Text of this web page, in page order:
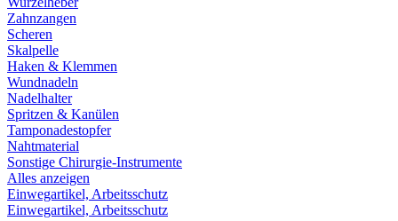
Zahnzangen
Scheren
Skalpelle
Haken & Klemmen
Wundnadeln
Nadelhalter
Spritzen & Kanülen
Tamponadestopfer
Nahtmaterial
Sonstige Chirurgie-Instrumente
Alles anzeigen
Einwegartikel, Arbeitsschutz
Einwegartikel, Arbeitsschutz